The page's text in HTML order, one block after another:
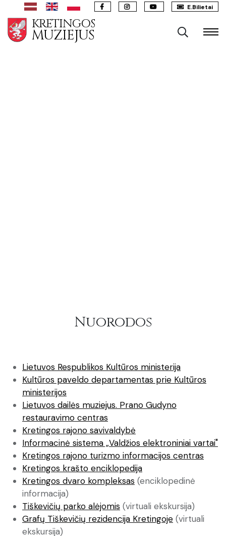
KRETINGOS
MUZIEJUS
E.Bilietai
Nuorodos
Lietuvos Respublikos Kultūros ministerija
Kultūros paveldo departamentas prie Kultūros
ministerijos
Lietuvos dailės muziejus. Prano Gudyno
restauravimo centras
Kretingos rajono savivaldybė
Informacinė sistema „Valdžios elektroniniai vartai"
Kretingos rajono turizmo informacijos centras
Kretingos krašto enciklopedija
Kretingos dvaro kompleksas (enciklopedinė
informacija)
Tiškevičių parko alėjomis (virtuali ekskursija)
Grafų Tiškevičių rezidencija Kretingoje (virtuali
ekskursija)